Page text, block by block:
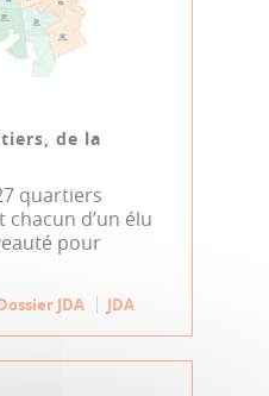
de la
quartiers
chacun d’un élu
pour
JDA JDA